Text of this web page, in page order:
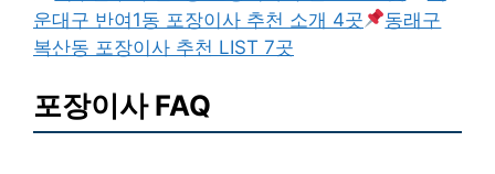
운대구 반여1동 포장이사 추천 소개 4곳
동래구
복산동 포장이사 추천 LIST 7곳
포장이사 FAQ